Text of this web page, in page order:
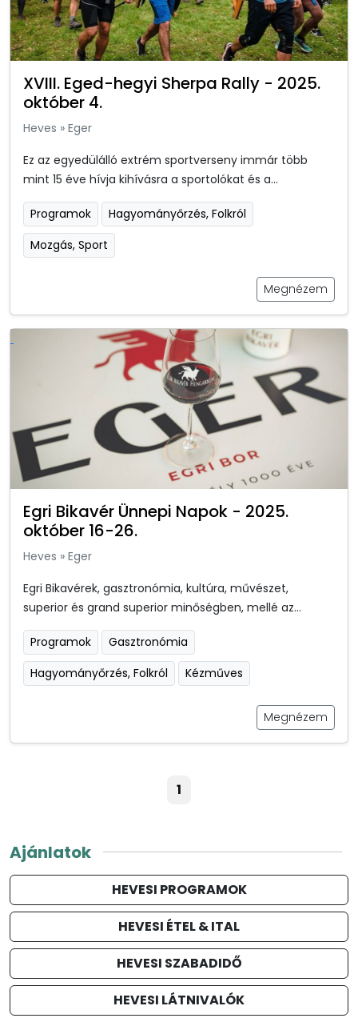
XVIII. Eged-hegyi Sherpa Rally - 2025.
október 4.
Heves » Eger
Ez az egyedülálló extrém sportverseny immár több
mint 15 éve hívja kihívásra a sportolókat és a...
Programok
Hagyományőrzés, Folkról
Mozgás, Sport
Megnézem
Egri Bikavér Ünnepi Napok - 2025.
október 16-26.
Heves » Eger
Egri Bikavérek, gasztronómia, kultúra, művészet,
superior és grand superior minőségben, mellé az...
Programok
Gasztronómia
Hagyományőrzés, Folkról
Kézműves
Megnézem
1
Ajánlatok
HEVESI PROGRAMOK
HEVESI ÉTEL & ITAL
HEVESI SZABADIDŐ
HEVESI LÁTNIVALÓK